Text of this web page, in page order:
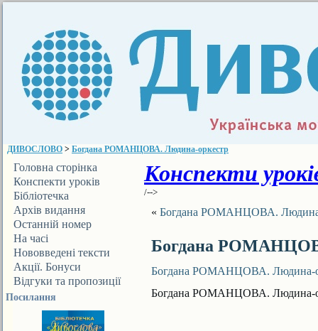
ДИВОСЛОВО > Богдана РОМАНЦОВА. Людина-оркестр
Головна сторінка
Конспекти уроків
Бібліотечка
ДИВОСЛОВА
Архів видання
Останній номер
На часі
Нововведені тексти
Акції. Бонуси
Відгуки та пропозиції
Посилання
Конспекти
/-->
« Богдана РОМАНЦОВА.
Богдана
Богдана РОМАНЦОВА. Людина-
Богдана РОМАНЦОВА. Людина-